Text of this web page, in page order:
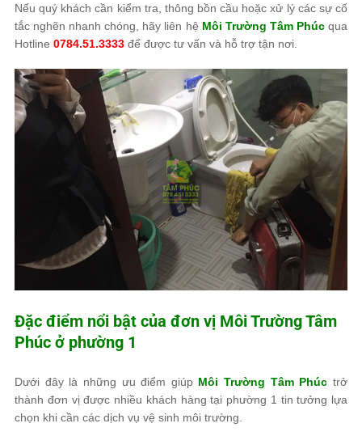
Nếu quý khách cần kiểm tra, thông bồn cầu hoặc xử lý các sự cố
tắc nghẽn nhanh chóng, hãy liên hệ Môi Trường Tâm Phúcqua
Hotline 0784.51.3333 để được tư vấn và hỗ trợ tận nơi.
Đặc điểm nổi bật của đơn vị Môi Trường Tâm
Phúc ở phường 1
Dưới đây là những ưu điểm giúp Môi Trường Tâm Phúc trở
thành đơn vị được nhiều khách hàng tại phường 1 tin tưởng lựa
chọn khi cần các dịch vụ vệ sinh môi trường.